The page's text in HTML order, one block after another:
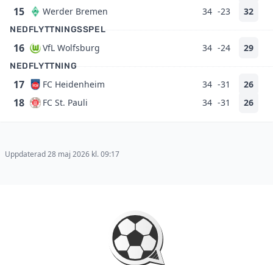
15 Werder Bremen 34 -23 32
NEDFLYTTNINGSSPEL
16 VfL Wolfsburg 34 -24 29
NEDFLYTTNING
17 FC Heidenheim 34 -31 26
18 FC St. Pauli 34 -31 26
Uppdaterad 28 maj 2026 kl. 09:17